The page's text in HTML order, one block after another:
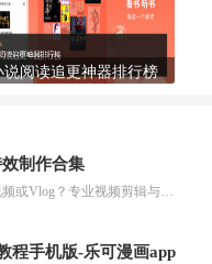
说阅读追更神器排行榜
制作合集
想制作出专业级的短视频或Vlog？专业视频剪辑与特效制作大全专题为你提供了从剪辑、抠像到特效包装的全套解决方案。无论是添加炫酷的片头、进行精准的视频抠图，还是制...
程手机版-乐可漫画app